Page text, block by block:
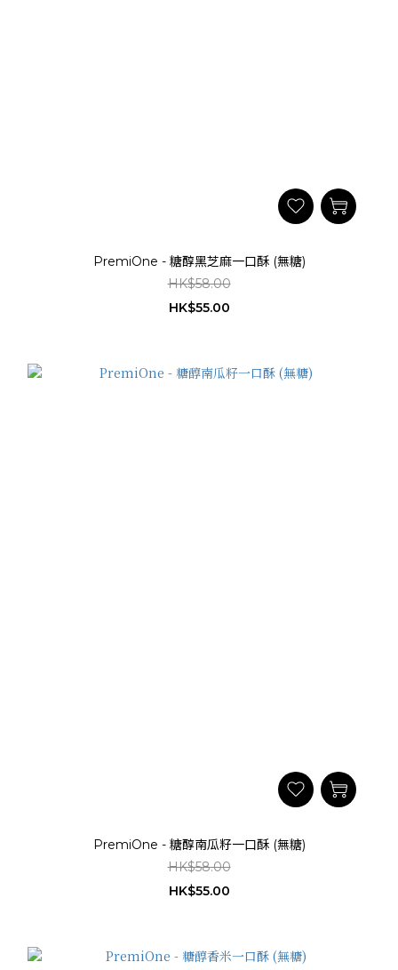
PremiOne - 糖醇黑芝麻一口酥 (無糖)
HK$58.00
HK$55.00
PremiOne - 糖醇南瓜籽一口酥 (無糖)
HK$58.00
HK$55.00